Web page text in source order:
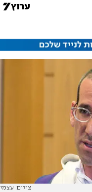
צילום: עצמי